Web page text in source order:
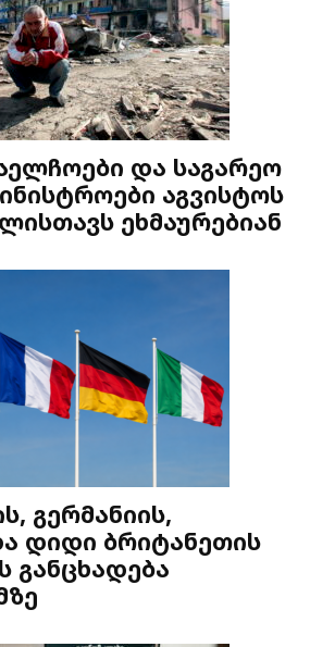
და საგარეო
აგვისტოს
ეხმაურებიან
გერმანიის,
დიდი ბრიტანეთის
განცხადება